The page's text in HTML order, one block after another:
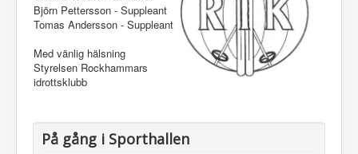
Björn Pettersson - Suppleant
Tomas Andersson - Suppleant
Med vänlig hälsning
Styrelsen Rockhammars
idrottsklubb
På gång i Sporthallen